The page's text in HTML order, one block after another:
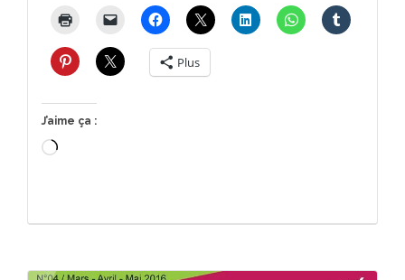
Plus
J’aime ça :
Chargement…